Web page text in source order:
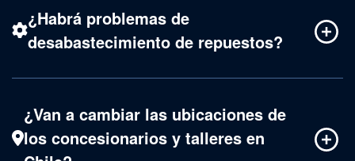
¿Habrá problemas de
desabastecimiento de repuestos?
¿Van a cambiar las ubicaciones de
los concesionarios y talleres en